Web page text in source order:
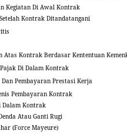
Kegiatan Di Awal Kontrak
Kontrak Ditandatangani
Atas Kontrak Berdasar Kententuan
Pajak Di Dalam Kontrak
Dan Pembayaran Prestasi Kerja
Pembayaran Kontrak
Dalam Kontrak
Atau Ganti Rugi
(Force Mayeure)